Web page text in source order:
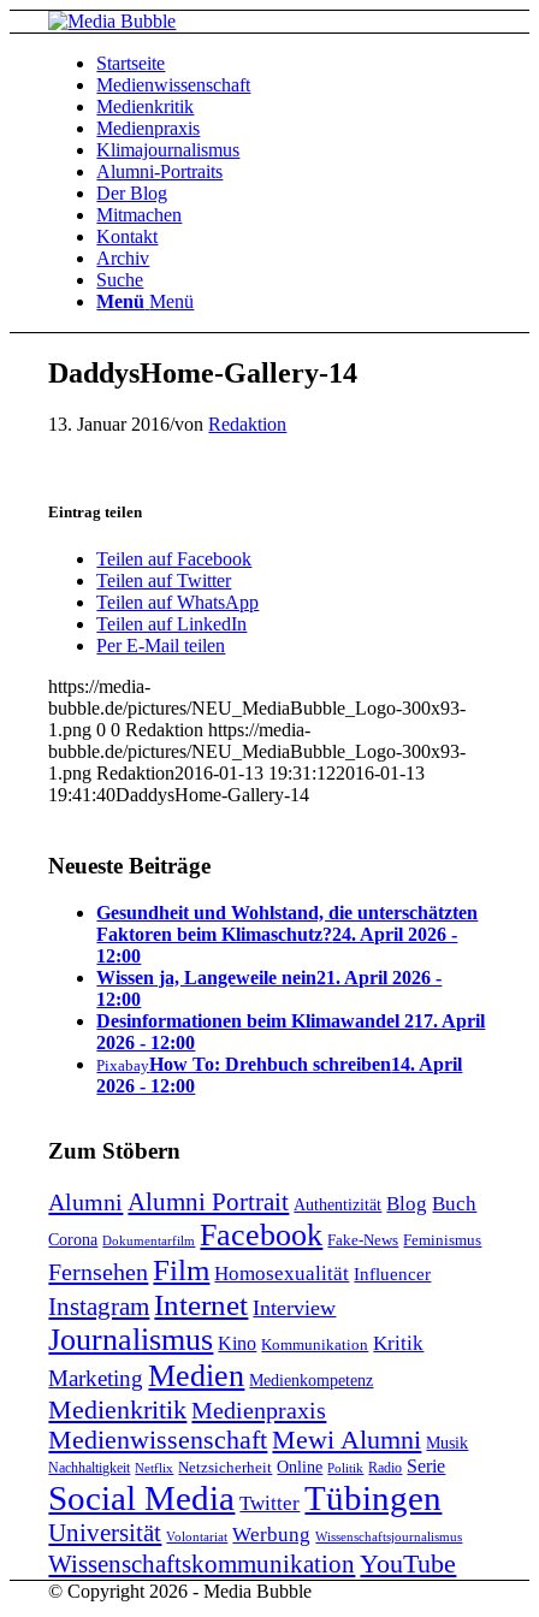
Startseite
Medienwissenschaft
Medienkritik
Medienpraxis
Klimajournalismus
Alumni-Portraits
Der Blog
Mitmachen
Kontakt
Archiv
Suche
Menü Menü
DaddysHome-Gallery-14
13. Januar 2016/vonRedaktion
Eintrag teilen
Teilen auf Facebook
Teilen auf Twitter
Teilen auf WhatsApp
Teilen auf LinkedIn
Per E-Mail teilen
https://media-
bubble.de/pictures/NEU_MediaBubble_Logo-300x93-
1.png 0 0 Redaktion https://media-
bubble.de/pictures/NEU_MediaBubble_Logo-300x93-
1.png Redaktion2016-01-13 19:31:122016-01-13
19:41:40DaddysHome-Gallery-14
Neueste Beiträge
Gesundheit und Wohlstand, die unterschätzten
Faktoren beim Klimaschutz?24. April 2026 -
12:00
Wissen ja, Langeweile nein21. April 2026 -
12:00
Desinformationen beim Klimawandel 217. April
2026 - 12:00
PixabayHow To: Drehbuch schreiben14. April
2026 - 12:00
Zum Stöbern
Alumni Alumni Portrait Authentizität Blog Buch
Corona Dokumentarfilm Facebook Fake-News Feminismus
Fernsehen Film Homosexualität Influencer
Instagram Internet Interview
Journalismus Kino Kommunikation Kritik
Marketing Medien Medienkompetenz
Medienkritik Medienpraxis
MedienwissenschaftMewi Alumni Musik
Nachhaltigkeit Netflix Netzsicherheit Online Politik Radio Serie
Social Media Twitter Tübingen
Universität Volontariat Werbung Wissenschaftsjournalismus
Wissenschaftskommunikation YouTube
© Copyright 2026 - Media Bubble